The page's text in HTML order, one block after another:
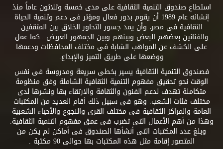
استطاع صندوق التنمية الثقافية على مدى خمسة وثلاثون عاماً منذ
إنشائه عام 1989 أن يقوم بدور فعال ومؤثر فى دعم وتنمية الحياة
الثقافية فى مصر، وأن يمد جسور التحاور الخلاق بين المثقفين
والفنانين بعضهم البعض وبينهم وبين الجمهور العريض ..كما عمل
على الكشف عن المواهب الشابة فى مختلف المحافظات ودعمها
ووضعها على طريق التميز والإبداع.
فصندوق التنمية الثقافية يسير بخطى سريعة ومدروسة فى نفس
الوقت نحو تحقيق مفهوم التنمية الثقافية الشاملة وفق منظومة
متكاملة تهدف لدعم الفنون والثقافة والارتقاء بها ونشرها لدى
مختلف فئات الشعب. وهو فى سبيل ذلك أقام العديد من المكتبات
العامة والمراكز الثقافية فى مختلف القرى والنجوع والأحياء الشعبية
وهذا من أهم الأعمال التى تضرب فى عمق مفهوم التنمية الثقافية.
وبلغ عدد المكتبات التى أنشأها الصندوق فى أماكن لم يكن من
المتصور إقامة مثل هذه المكتبات بها حوالى 90 مكتبة .